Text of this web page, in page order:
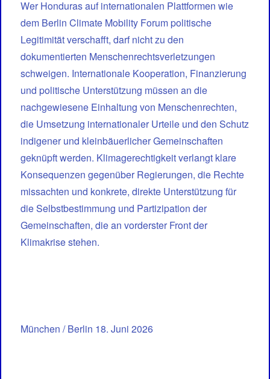
Wer Honduras auf internationalen Plattformen wie
dem Berlin Climate Mobility Forum politische
Legitimität verschafft, darf nicht zu den
dokumentierten Menschenrechtsverletzungen
schweigen. Internationale Kooperation, Finanzierung
und politische Unterstützung müssen an die
nachgewiesene Einhaltung von Menschenrechten,
die Umsetzung internationaler Urteile und den Schutz
indigener und kleinbäuerlicher Gemeinschaften
geknüpft werden. Klimagerechtigkeit verlangt klare
Konsequenzen gegenüber Regierungen, die Rechte
missachten und konkrete, direkte Unterstützung für
die Selbstbestimmung und Partizipation der
Gemeinschaften, die an vorderster Front der
Klimakrise stehen.
München / Berlin 18. Juni 2026